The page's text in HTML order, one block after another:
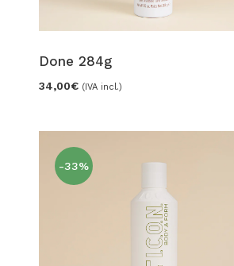
Done 284g
34,00€ (IVA incl.)
-33%